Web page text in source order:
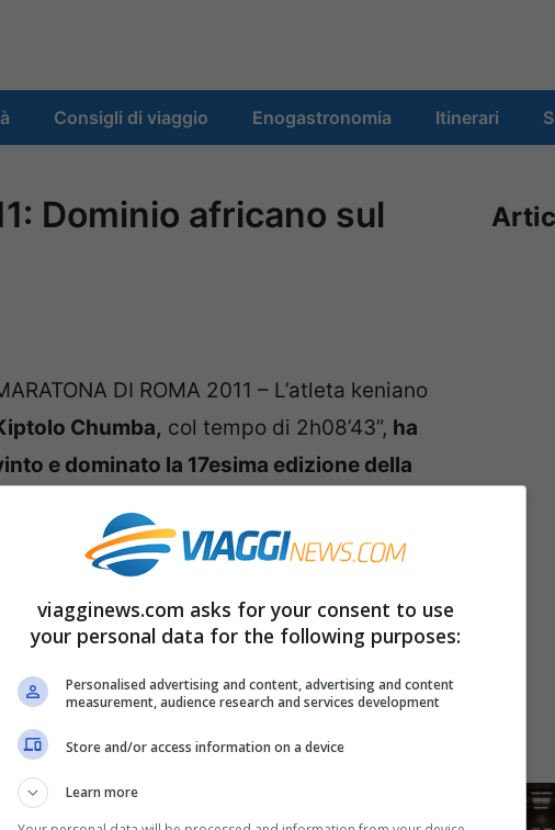
Consigli di viaggio Enogastronomia Itinerari
Dominio africano sul
DI ROMA 2011 – L’atleta keniano
Chumba, col tempo di 2h08’43”, ha
e dominato la 17esima edizione della
Gena Amda e Abdulahi Dawit. Tra le
donne tripletta etiope con Dado davanti a
Tesema e Lema. Quinta l’italianaRosalba
Console .
Giovanni Achenzain 1h19’01″‘, mentreAlex
posto. Alla gara non competitiva di 4
scorso ha recuperato l’uso della gambe
viagginews.com asks for your consent to use
your personal data for the following purposes:
Personalised advertising and content, advertising and content
measurement, audience research and services development
Store and/or access information on a device
Learn more